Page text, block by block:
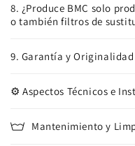
8. ¿Produce BMC solo
o también filtros de
9. Garantía y Originalidad
⚙️ Aspectos Técnicos e
Mantenimiento y